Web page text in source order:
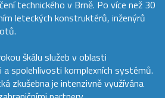
technického v Brně. Po více než 30
leteckých konstruktérů, inženýrů
škálu služeb v oblasti
spolehlivosti komplexních systémů.
zkušebna je intenzivně využívána